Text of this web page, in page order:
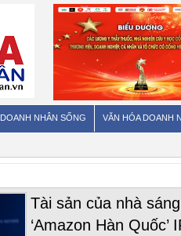
DOANH NHÂN SỐNG VĂN HÓA DOANH
Tài sản của nhà
‘Amazon Hàn Quốc’